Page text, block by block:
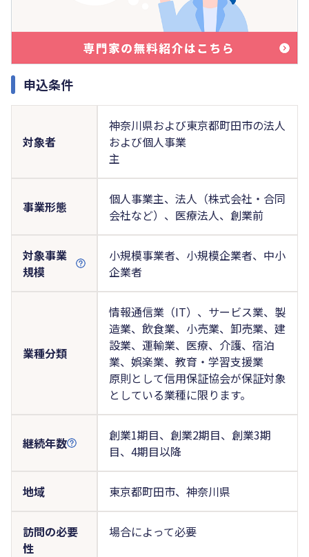
申込条件
対象者
神奈川県および東京都町田市の法人
および個人事業
主
事業形態
個人事業主、法人（株式会社・合同
会社など）、医療法人、創業前
対象事業
規模
小規模事業者、小規模企業者、中小
企業者
業種分類
情報通信業（IT）、サービス業、製
造業、飲食業、小売業、卸売業、建
設業、運輸業、医療、介護、宿泊
業、娯楽業、教育・学習支援業
原則として信用保証協会が保証対象
としている業種に限ります。
継続年数
創業1期目、創業2期目、創業3期
目、4期目以降
地域 東京都町田市、神奈川県
訪問の必要
性
場合によって必要